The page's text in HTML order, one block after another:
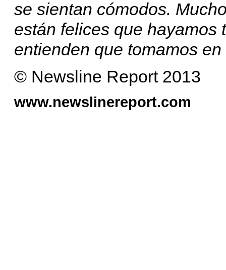
se sientan cómodos.
están felices que hayamos
entienden que tomamos
© Newsline Report 2013
www.newslinereport.com